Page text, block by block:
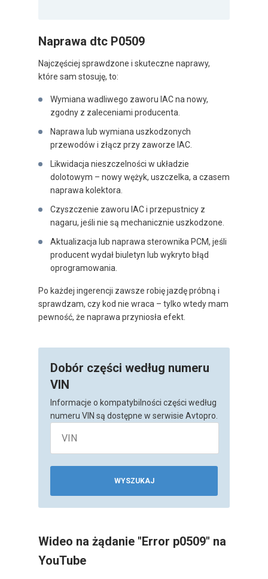
Naprawa dtc P0509
Najczęściej sprawdzone i skuteczne naprawy,
które sam stosuję, to:
Wymiana wadliwego zaworu IAC na nowy,
zgodny z zaleceniami producenta.
Naprawa lub wymiana uszkodzonych
przewodów i złącz przy zaworze IAC.
Likwidacja nieszczelności w układzie
dolotowym – nowy wężyk, uszczelka, a czasem
naprawa kolektora.
Czyszczenie zaworu IAC i przepustnicy z
nagaru, jeśli nie są mechanicznie uszkodzone.
Aktualizacja lub naprawa sterownika PCM, jeśli
producent wydał biuletyn lub wykryto błąd
oprogramowania.
Po każdej ingerencji zawsze robię jazdę próbną i
sprawdzam, czy kod nie wraca – tylko wtedy mam
pewność, że naprawa przyniosła efekt.
Dobór części według numeru
VIN
Informacje o kompatybilności części według
numeru VIN są dostępne w serwisie Avtopro.
WYSZUKAJ
Wideo na żądanie "Error p0509" na
YouTube